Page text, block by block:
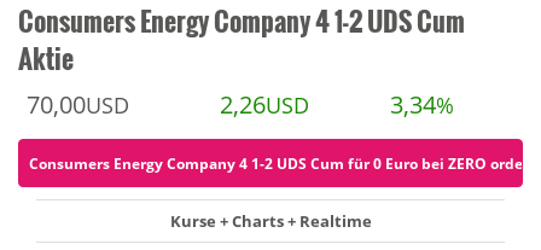
Consumers Energy Company 4 1-2 UDS Cum
Aktie
70,00USD 2,26USD 3,34%
Consumers Energy Company 4 1-2 UDS Cum für 0 Euro bei ZERO
Kurse + Charts + Realtime